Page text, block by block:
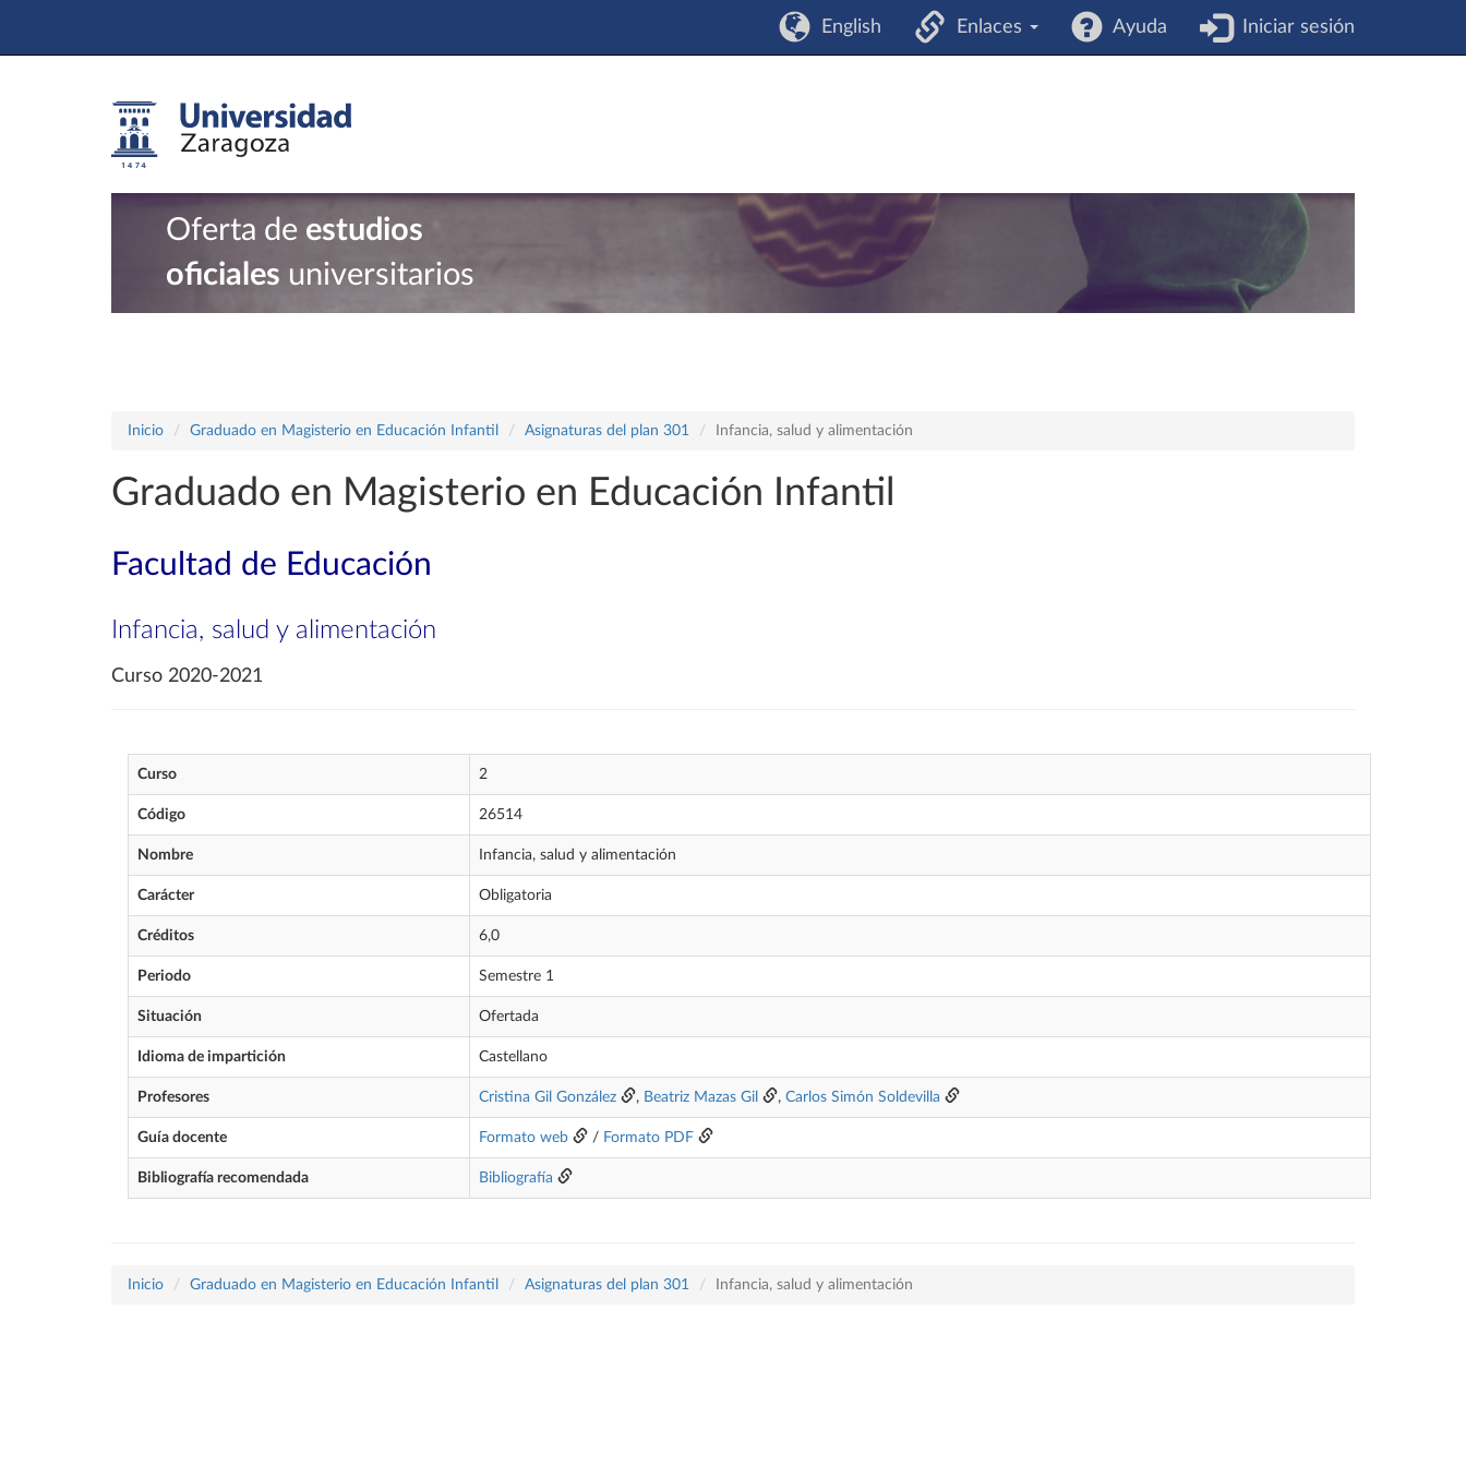
English Enlaces Ayuda Iniciar sesión
Oferta de estudios
oficiales universitarios
Inicio Graduado en Magisterio en Educación Infantil Asignaturas del plan 301 Infancia, salud y alimentación
Graduado en Magisterio en Educación Infantil
Facultad de Educación
Infancia, salud y alimentación
Curso 2020-2021
Curso 2
Código 26514
Nombre Infancia, salud y alimentación
Carácter Obligatoria
Créditos 6,0
Periodo Semestre 1
Situación Ofertada
Idioma de impartición Castellano
Profesores Cristina Gil González , Beatriz Mazas Gil , Carlos Simón Soldevilla
Guía docente Formato web / Formato PDF
Bibliografía recomendada Bibliografía
Inicio Graduado en Magisterio en Educación Infantil Asignaturas del plan 301 Infancia, salud y alimentación